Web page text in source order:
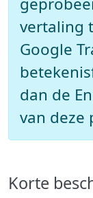
vertaling
Google
dan de
van deze
Korte